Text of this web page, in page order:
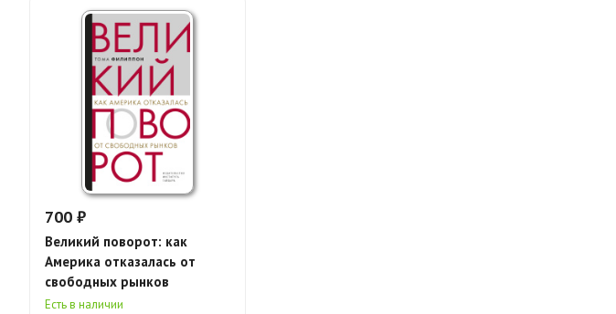
700 ₽
Великий поворот: как
Америка отказалась от
свободных рынков
Есть в наличии